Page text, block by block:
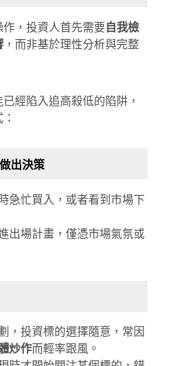
，投資人首先需要自我檢
，而非基於理性分析與完整
經陷入追高殺低的陷阱，
出決策
急忙買入，或者看到市場下
出場計畫，僅憑市場氣氛或
，投資標的選擇隨意，常因
炒作而輕率跟風。